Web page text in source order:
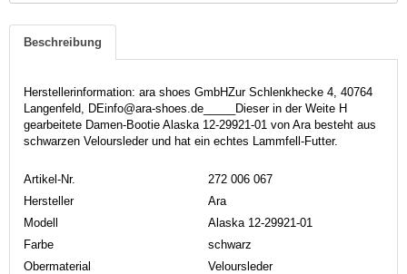
Beschreibung
Herstellerinformation: ara shoes GmbHZur Schlenkhecke 4, 40764
Langenfeld, DEinfo@ara-shoes.de_____Dieser in der Weite H
gearbeitete Damen-Bootie Alaska 12-29921-01 von Ara besteht aus
schwarzen Veloursleder und hat ein echtes Lammfell-Futter.
Artikel-Nr.
272 006 067
Hersteller
Ara
Modell
Alaska 12-29921-01
Farbe
schwarz
Obermaterial
Veloursleder